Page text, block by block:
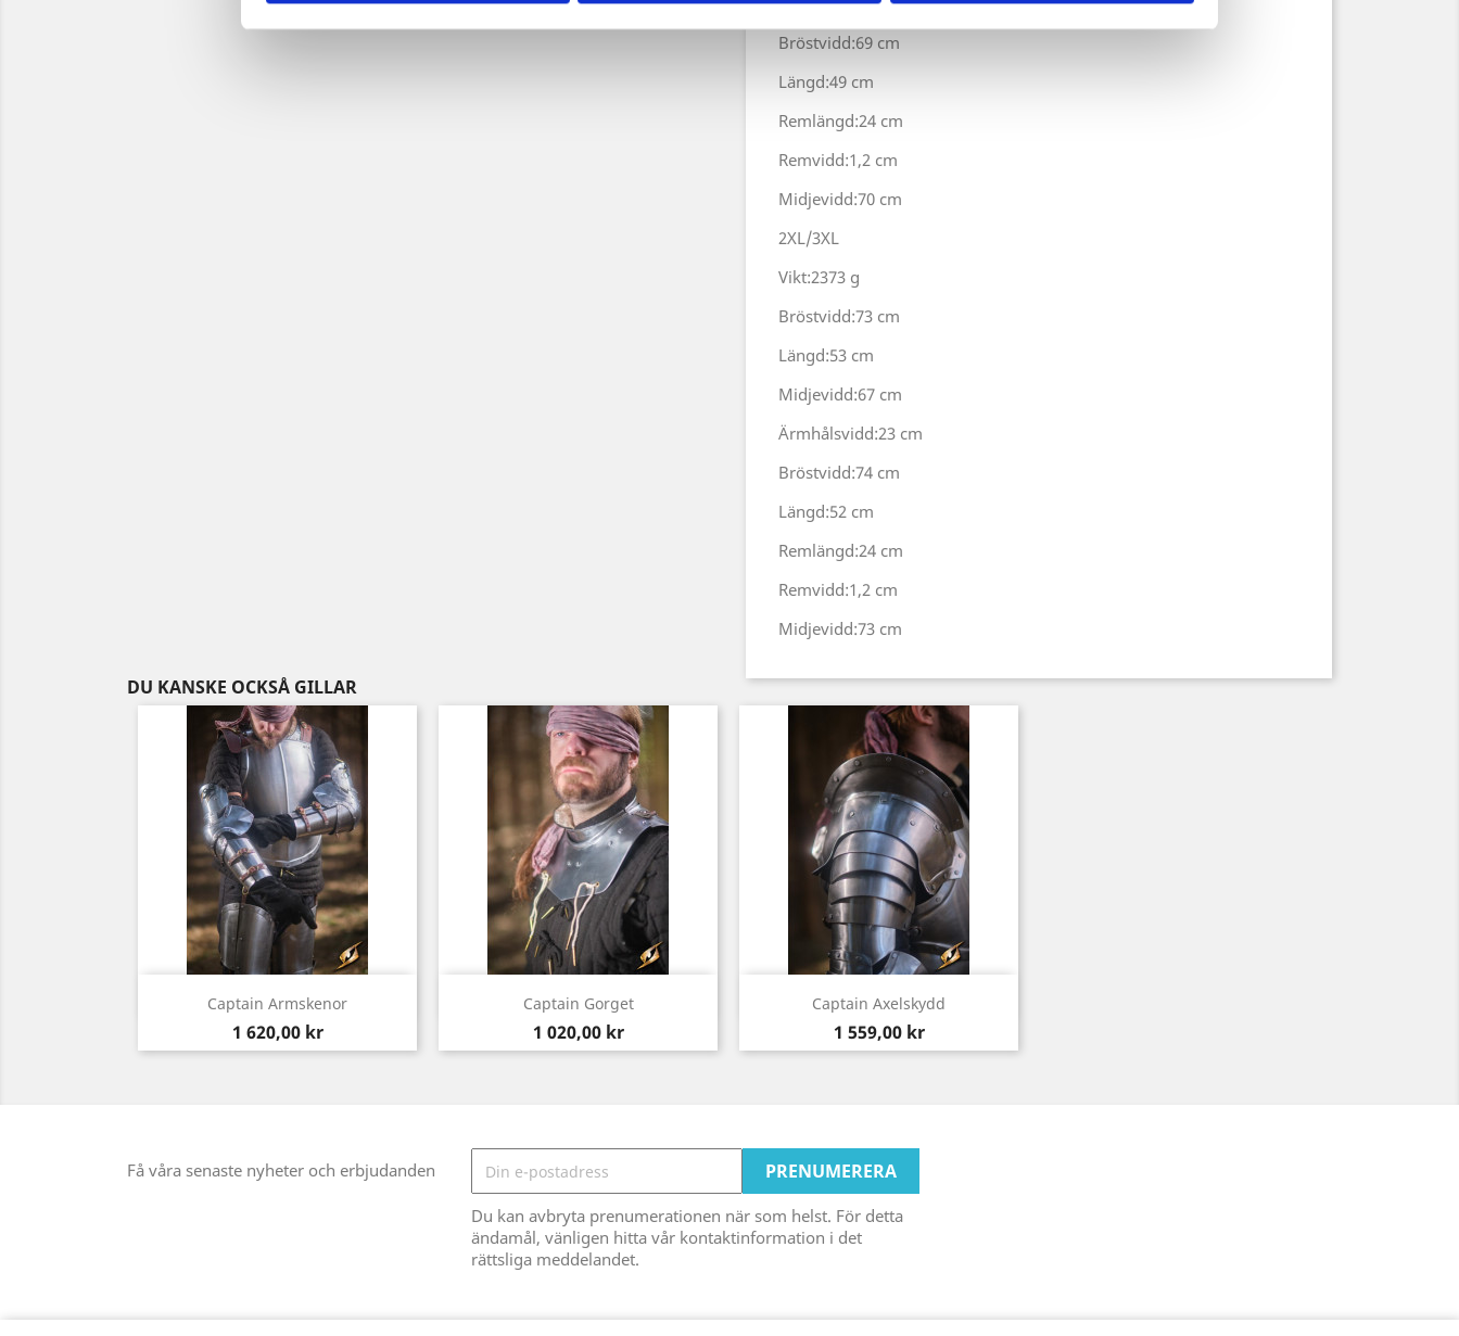
Bröstvidd:69 cm
Längd:49 cm
Remlängd:24 cm
Remvidd:1,2 cm
Midjevidd:70 cm
2XL/3XL
Vikt:2373 g
Bröstvidd:73 cm
Längd:53 cm
Midjevidd:67 cm
Ärmhålsvidd:23 cm
Bröstvidd:74 cm
Längd:52 cm
Remlängd:24 cm
Remvidd:1,2 cm
Midjevidd:73 cm
DU KANSKE OCKSÅ GILLAR
Captain Armskenor
Pris
1 620,00 kr
Snabbvy Captain Gorget
Pris
1 020,00 kr
Snabbvy Captain Axelskydd
Pris
1 559,00 kr
Snabbvy
Få våra senaste nyheter och erbjudanden
Du kan avbryta prenumerationen när som helst. För detta
ändamål, vänligen hitta vår kontaktinformation i det
rättsliga meddelandet.